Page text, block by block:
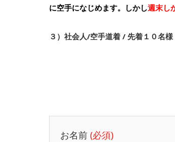
に空手になじめます。 しかし週末し
３）社会人/空手道着 / 先着１０名
お名前 (必須)